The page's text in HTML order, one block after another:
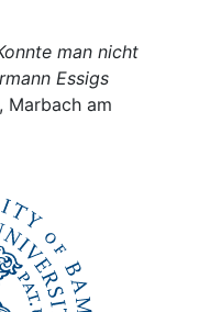
man nicht
Essigs
, Marbach am